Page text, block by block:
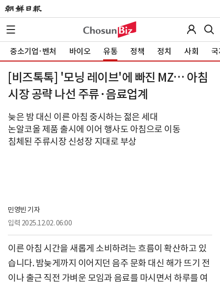
중소기업·벤처 바이오 유통 정책 정치 사회
[비즈톡톡] '모닝 레이브'에 빠진 MZ… 아침
시장 공략 나선 주류·음료업계
늦은 밤 대신 이른 아침 중시하는 젊은 세대
논알코올 제품 출시에 이어 행사도 아침으로 이동
침체된 주류시장 신성장 지대로 부상
민영빈 기자
입력 2025.12.02. 06:00
이른 아침 시간을 새롭게 소비하려는 흐름이 확산하고 있
습니다. 밤늦게까지 이어지던 음주 문화 대신 해가 뜨기 전
이나 출근 직전 가벼운 모임과 음료를 마시면서 하루를 여